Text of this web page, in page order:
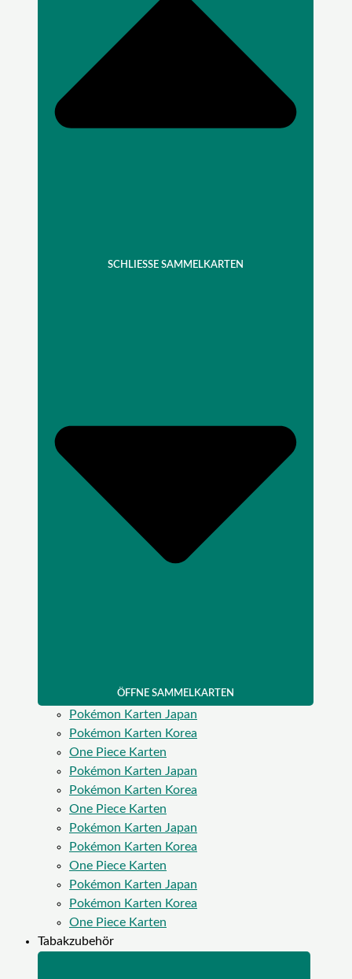
SCHLIESSE SAMMELKARTEN
ÖFFNE SAMMELKARTEN
Pokémon Karten Japan
Pokémon Karten Korea
One Piece Karten
Pokémon Karten Japan
Pokémon Karten Korea
One Piece Karten
Pokémon Karten Japan
Pokémon Karten Korea
One Piece Karten
Pokémon Karten Japan
Pokémon Karten Korea
One Piece Karten
Tabakzubehör